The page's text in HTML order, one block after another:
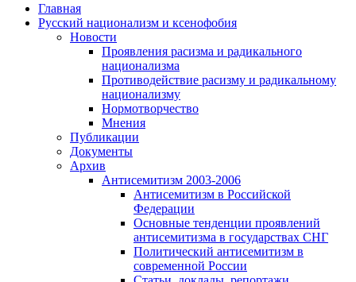
Главная
Русский национализм и ксенофобия
Новости
Проявления расизма и радикального
национализма
Противодействие расизму и радикальному
национализму
Нормотворчество
Мнения
Публикации
Документы
Архив
Антисемитизм 2003-2006
Антисемитизм в Российской
Федерации
Основные тенденции проявлений
антисемитизма в государствах СНГ
Политический антисемитизм в
современной России